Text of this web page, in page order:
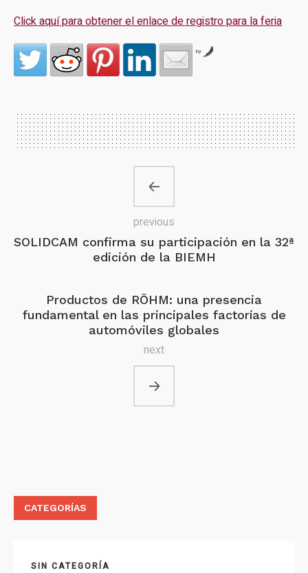
Click aquí para obtener el enlace de registro para la feria
by
SOLIDCAM confirma su participación en la 32ª
edición de la BIEMH
previous
Productos de RÖHM: una presencia
fundamental en las principales factorías de
automóviles globales
next
CATEGORÍAS
SIN CATEGORÍA